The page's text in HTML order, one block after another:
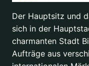
Der Hauptsitz und
sich in der
charmanten Stadt
Aufträge aus